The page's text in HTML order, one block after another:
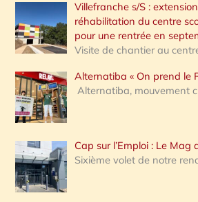
Villefranche s/S :
réhabilitation du centre
pour une rentrée en
Visite de chantier au
Alternatiba « On prend le
Alternatiba, mouvement
Cap sur l’Emploi : Le Mag
Sixième volet de notre